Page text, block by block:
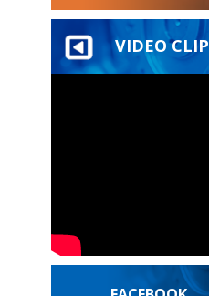
VIDEO CLIP